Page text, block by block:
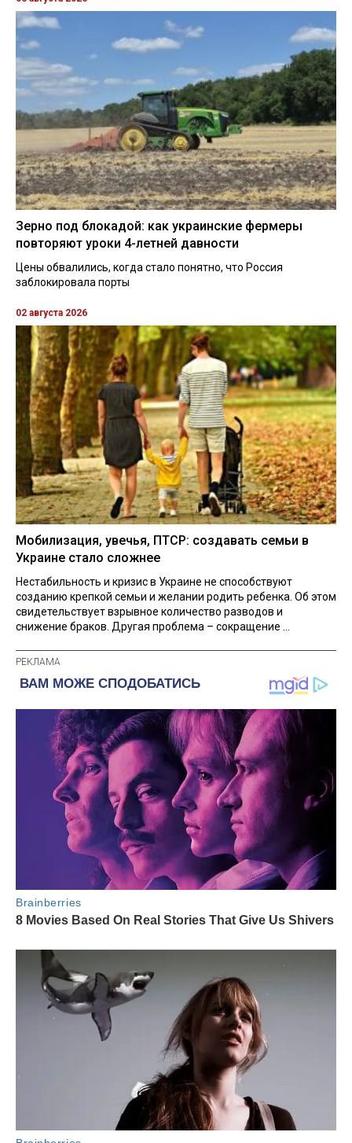
Зерно под блокадой: как украинские фермеры
повторяют уроки 4-летней давности
Цены обвалились, когда стало понятно, что Россия
заблокировала порты
02 августа 2026
Мобилизация, увечья, ПТСР: создавать семьи в
Украине стало сложнее
Нестабильность и кризис в Украине не способствуют
созданию крепкой семьи и желании родить ребенка. Об этом
свидетельствует взрывное количество разводов и
снижение браков. Другая проблема – сокращение ...